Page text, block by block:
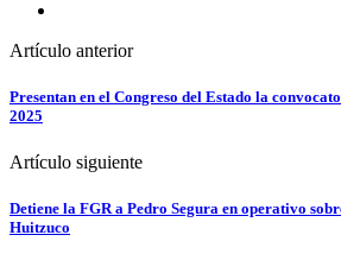
Artículo anterior
Presentan en el Congreso del Estado la
2025
Artículo siguiente
Detiene la FGR a Pedro Segura en operativo
Huitzuco